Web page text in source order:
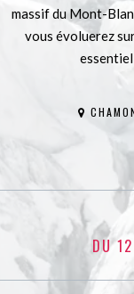
massif du Mont-
vous évoluerez
DU